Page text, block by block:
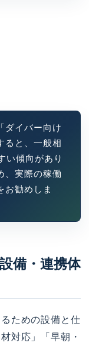
ダイバー向け
ると、一般相
い傾向があり
、実際の稼働
お勧めしま
備・連携体
ための設備と仕
対応」「早朝・